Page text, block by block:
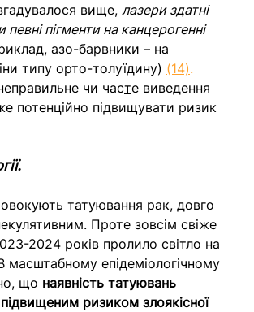
вище, лазери здатні
пігменти на канцерогенні
азо-барвники – на
типу орто-толуїдину) (14).
чи часте виведення
потенційно підвищувати ризик
татуювання рак, довго
Проте зовсім свіже
2024 років пролило світло на
епідеміологічному
що наявність татуювань
ризиком злоякісної